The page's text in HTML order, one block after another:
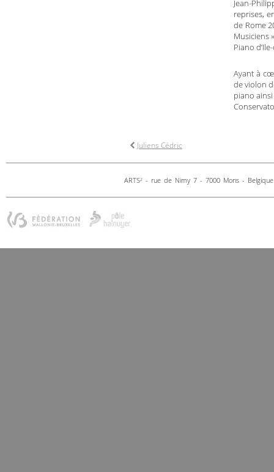
Jean-
reprises,
de Rome
Musiciens
Piano
Ayant à
de violon
piano
Juliens Cédric
ARTS2 - rue de Nimy 7 - 7000 Mons -